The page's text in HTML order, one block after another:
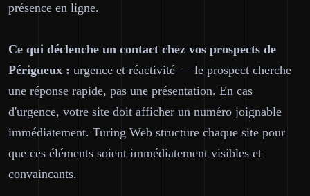
présence en ligne.
Ce qui déclenche un contact chez vos prospects de
Périgueux : urgence et réactivité — le prospect cherche
une réponse rapide, pas une présentation. En cas
d'urgence, votre site doit afficher un numéro joignable
immédiatement. Turing Web structure chaque site pour
que ces éléments soient immédiatement visibles et
convaincants.